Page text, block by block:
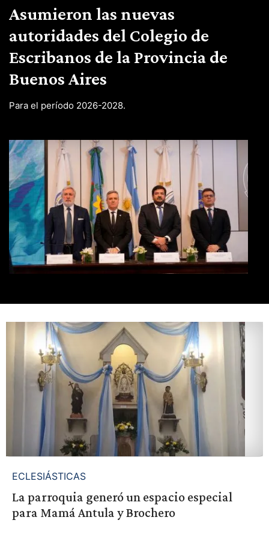
Asumieron las nuevas
autoridades del Colegio de
Escribanos de la Provincia de
Buenos Aires
Para el período 2026-2028.
ECLESIÁSTICAS
La parroquia generó un espacio especial
para Mamá Antula y Brochero